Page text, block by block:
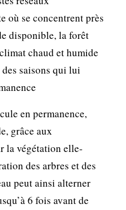
où se concentrent près
disponible, la forêt
chaud et humide
saisons qui lui
en permanence,
grâce aux
la végétation elle-
des arbres et des
peut ainsi alterner
6 fois avant de